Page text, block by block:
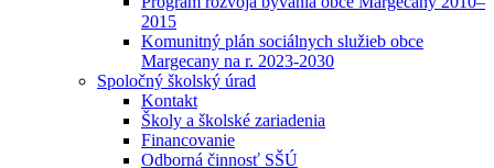
2015
Komunitný plán sociálnych služieb obce
Margecany na r. 2023-2030
Spoločný školský úrad
Kontakt
Školy a školské zariadenia
Financovanie
Odborná činnosť SŠÚ